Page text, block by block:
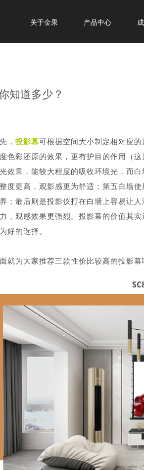
关于金果 产品中心
知道多少？
， 投影幕可根据空间大小制定相对应
色彩还原的效果，更有护目的作用（
效果，能较大程度的吸收环境光，而
度更高，观影感更为舒适；第五白墙
；最后则是投影仪打在白墙上容易让
，观感效果更强烈。投影幕的价值其
好的选择。
就为大家推荐三款性价比较高的投影幕